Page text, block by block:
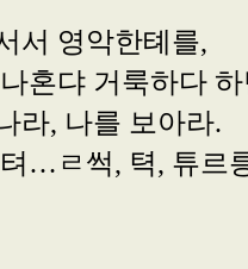
잇서서 영
, 나혼댜 거
오나라, 나
, 텨…ㄹ썩,